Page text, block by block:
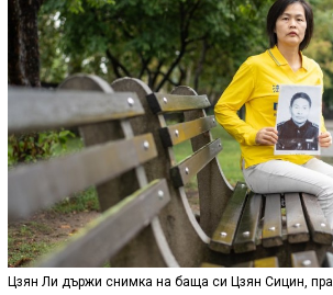
Цзян Ли държи снимка на баща си Цзян Сицин,